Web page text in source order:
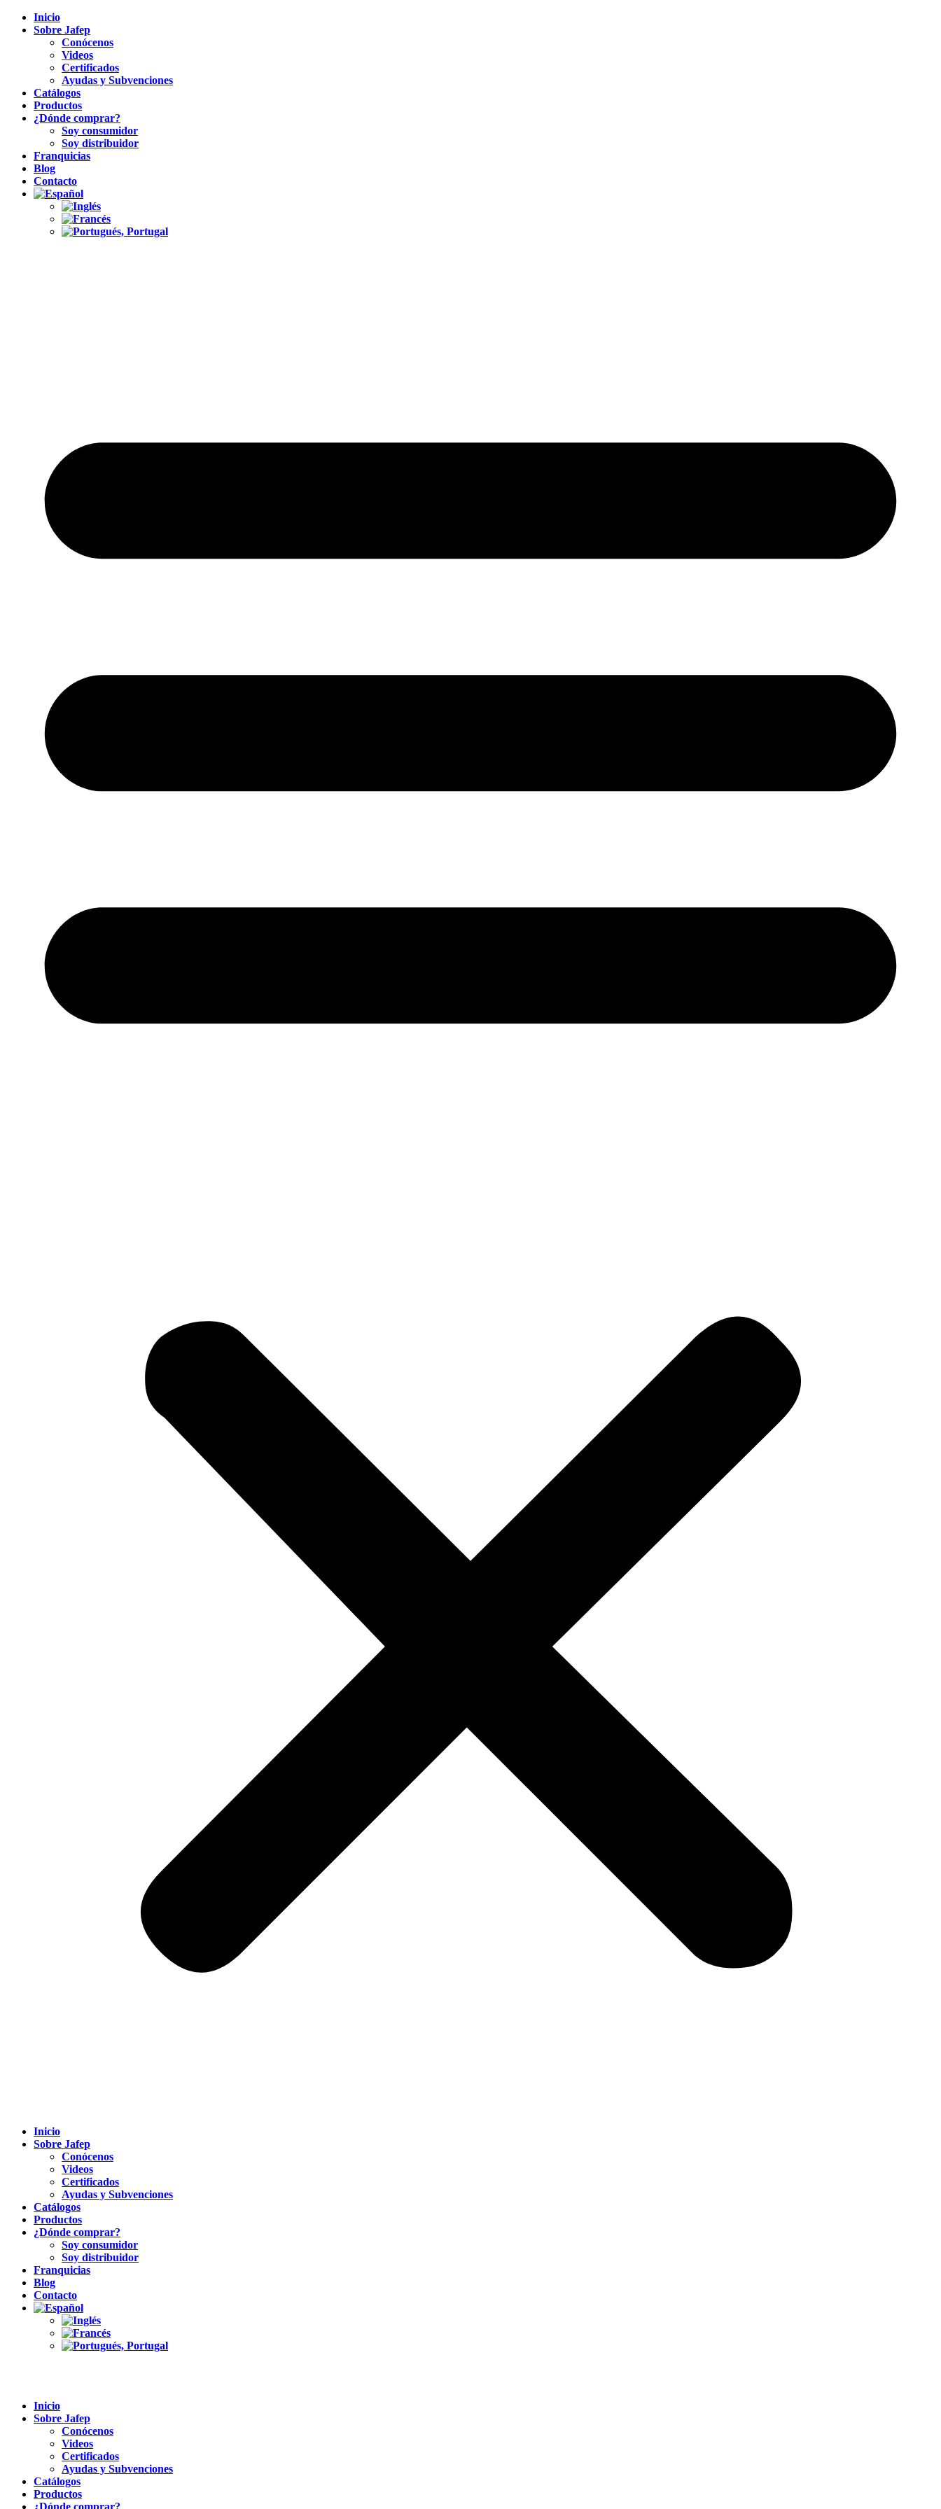
Inicio
Sobre Jafep
Conócenos
Videos
Certificados
Ayudas y Subvenciones
Catálogos
Productos
¿Dónde comprar?
Soy consumidor
Soy distribuidor
Franquicias
Blog
Contacto
Inicio
Sobre Jafep
Conócenos
Videos
Certificados
Ayudas y Subvenciones
Catálogos
Productos
¿Dónde comprar?
Soy consumidor
Soy distribuidor
Franquicias
Blog
Contacto
Inicio
Sobre Jafep
Conócenos
Videos
Certificados
Ayudas y Subvenciones
Catálogos
Productos
¿Dónde comprar?